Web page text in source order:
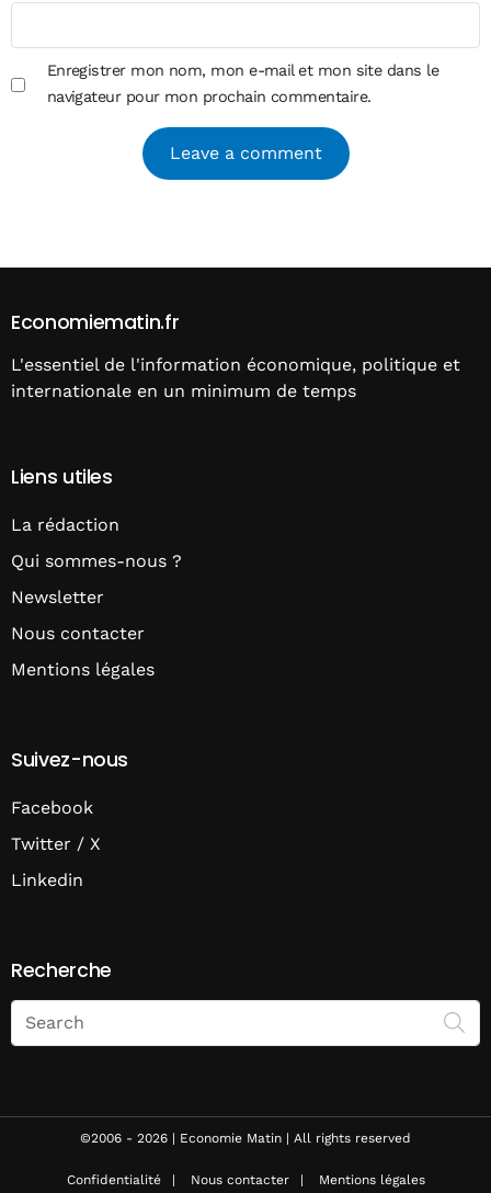
Enregistrer mon nom, mon e-mail et mon site dans le
navigateur pour mon prochain commentaire.
Economiematin.fr
L'essentiel de l'information économique, politique et
internationale en un minimum de temps
Liens utiles
La rédaction
Qui sommes-nous ?
Newsletter
Nous contacter
Mentions légales
Suivez-nous
Facebook
Twitter / X
Linkedin
Recherche
Search
on
Economie
©2006 - 2026 | Economie Matin | All rights reserved
Confidentialité Nous contacter Mentions légales